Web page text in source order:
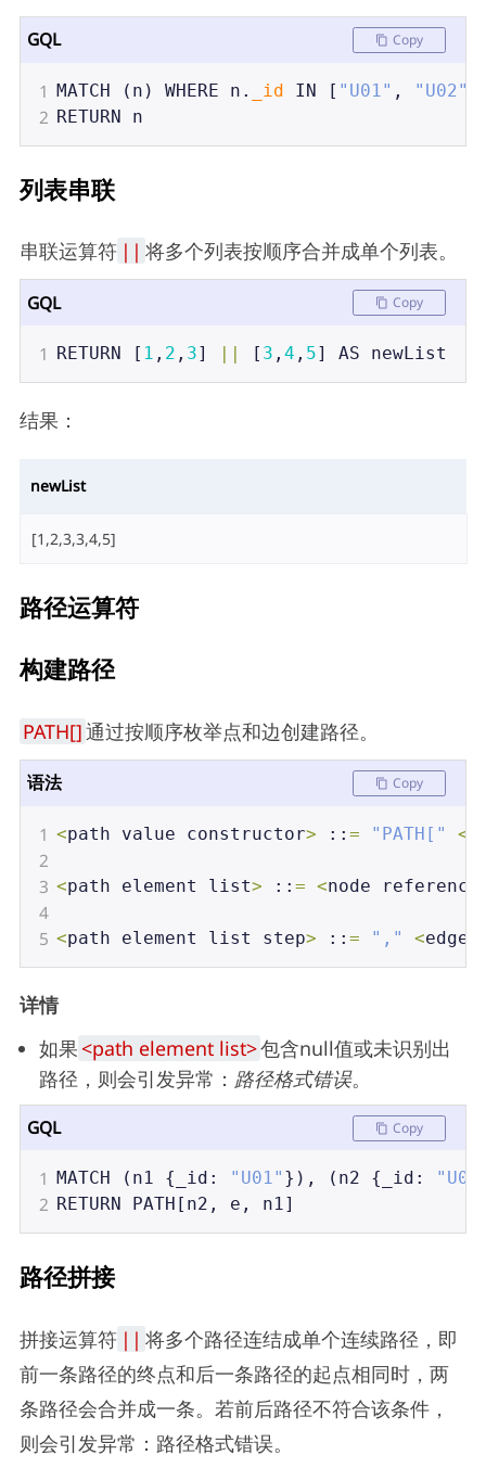
GQL Copy
1 MATCH ( n ) WHERE n . _id IN [ "U01" , "U02"
2 RETURN n
列表串联
串联运算符 || 将多个列表按顺序合并成单个列表。
GQL Copy
1 RETURN [ 1 , 2 , 3] [ 3 , 4 , 5] AS newList
结果：
newList
[1,2,3,3,4,5]
路径运算符
构建路径
PATH[]通过按顺序枚举点和边创建路径。
语法 Copy
1 <path value constructor> :: = "PATH[" <
2
3 <path element list> :: = <node reference
4
5 <path element list step> :: = "," <edge
详情
如果 <path element list>包含null值或未识别出
路径，则会引发异常： 路径格式错误。
GQL Copy
1 MATCH ( n1 { _id : "U01" }), ( n2 { _id :
2 RETURN PATH n2 , e , n1
路径拼接
拼接运算符 || 将多个路径连结成单个连续路径，即
前一条路径的终点和后一条路径的起点相同时，两
条路径会合并成一条。若前后路径不符合该条件，
则会引发异常：路径格式错误。